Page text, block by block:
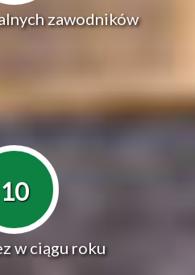
zawodników
10
w ciągu roku